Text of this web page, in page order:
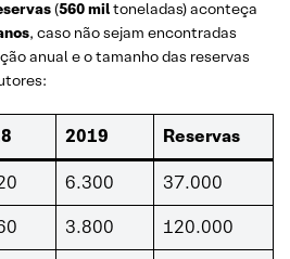
(560 miltoneladas) aconteça
, caso não sejam encontradas
anual e o tamanho das reservas
2019 Reservas
6.300
37.000
3.800
120.000